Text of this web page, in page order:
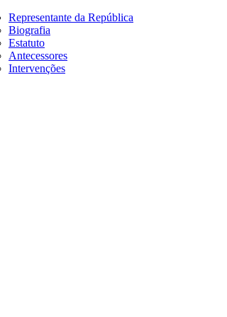
Representante da República
Biografia
Estatuto
Antecessores
Intervenções